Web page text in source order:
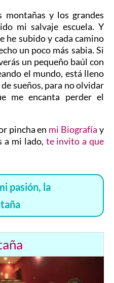
montañas y los grandes
mi salvaje escuela. Y
he subido y cada camino
un poco más sabia. Si
un pequeño baúl con
el mundo, está lleno
sueños, para no olvidar
me encanta perder el
pincha en mi Biografía y
a mi lado, te invito a que
pasión, la